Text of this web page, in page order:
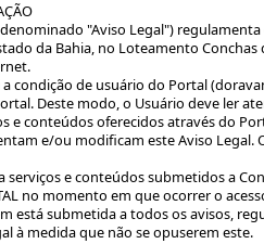
"Aviso Legal")
da Bahia, no Loteamento Conchas
condição de usuário do Portal
Deste modo, o Usuário deve ler
e conteúdos oferecidos através do
e/ou modificam este Aviso Legal.
serviços e conteúdos submetidos a
no momento em que ocorrer o
está submetida a todos os avisos,
à medida que não se opuserem este.